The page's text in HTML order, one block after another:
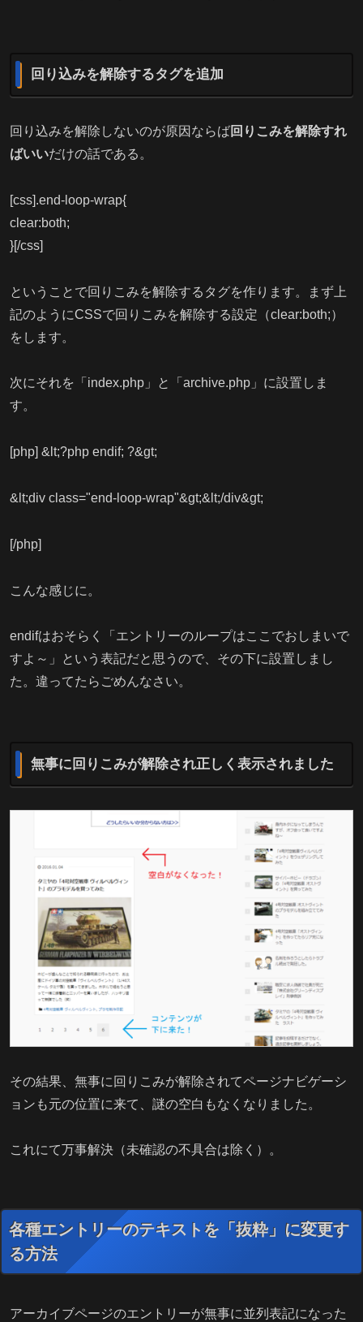
回り込みを解除するタグを追加
回り込みを解除しないのが原因ならば回りこみを解除すれ
ばいいだけの話である。
[css].end-loop-wrap{
clear:both;
}[/css]
ということで回りこみを解除するタグを作ります。まず上
記のようにCSSで回りこみを解除する設定（clear:both;）
をします。
次にそれを「index.php」と「archive.php」に設置しま
す。
[php] &lt;?php endif; ?&gt;
&lt;div class="end-loop-wrap"&gt;&lt;/div&gt;
[/php]
こんな感じに。
endifはおそらく「エントリーのループはここでおしまいで
すよ～」という表記だと思うので、その下に設置しまし
た。違ってたらごめんなさい。
無事に回りこみが解除され正しく表示されました
その結果、無事に回りこみが解除されてページナビゲーシ
ョンも元の位置に来て、謎の空白もなくなりました。
これにて万事解決（未確認の不具合は除く）。
各種エントリーのテキストを「抜粋」に変更す
る方法
アーカイブページのエントリーが無事に並列表記になった